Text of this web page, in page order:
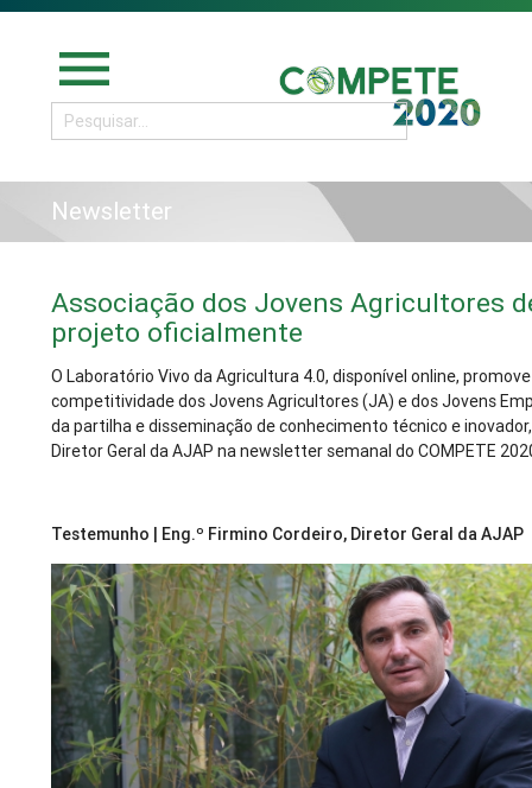
menu
Newsletter
Associação dos Jovens Agricultores
projeto oficialmente
O Laboratório Vivo da Agricultura 4.0, disponível online,
competitividade dos Jovens Agricultores (JA) e dos Jovens
da partilha e disseminação de conhecimento técnico e
Diretor Geral da AJAP na newsletter semanal do COMPETE
Testemunho | Eng.º Firmino Cordeiro, Diretor Geral da AJAP